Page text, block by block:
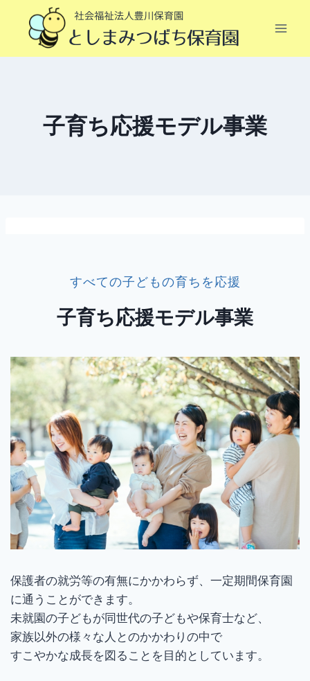
子育ち応援モデル事業
すべての子どもの育ちを応援
子育ち応援モデル事業
保護者の就労等の有無にかかわらず、一定期間保育園
に通うことができます。
未就園の子どもが同世代の子どもや保育士など、
家族以外の様々な人とのかかわりの中で
すこやかな成長を図ることを目的としています。